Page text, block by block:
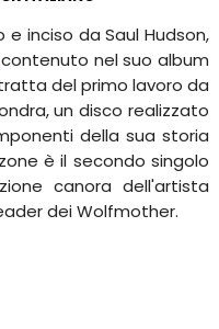
inciso da Saul Hudson,
nel suo album
del primo lavoro da
un disco realizzato
della sua storia
è il secondo singolo
canora dell'artista
dei Wolfmother.